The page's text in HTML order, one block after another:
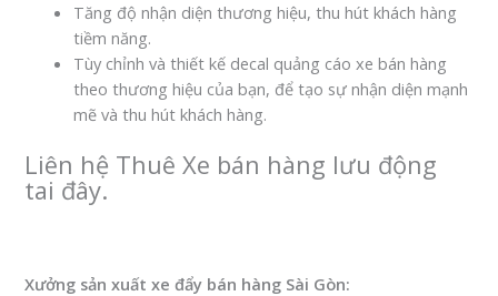
Tăng độ nhận diện thương hiệu, thu hút khách hàng
tiềm năng.
Tùy chỉnh và thiết kế decal quảng cáo xe bán hàng
theo thương hiệu của bạn, để tạo sự nhận diện mạnh
mẽ và thu hút khách hàng.
Liên hệ Thuê Xe bán hàng lưu động
tai đây.
Xưởng sản xuất xe đẩy bán hàng Sài Gòn: